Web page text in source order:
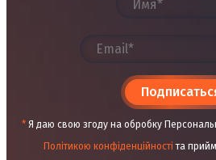
* Я даю свою згоду на обробку
Політикою конфіденційності та